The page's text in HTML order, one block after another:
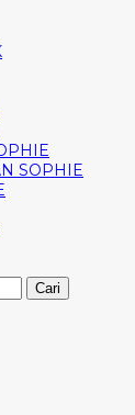
SOPHIE
Cari